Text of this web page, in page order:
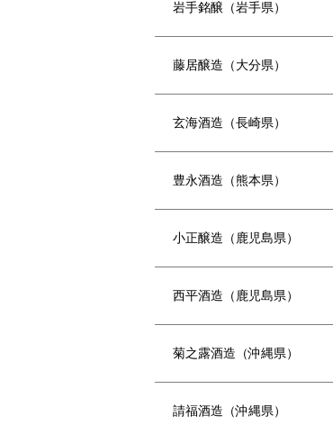
岩手銘醸（岩手県）
藤居醸造（大分県）
玄海酒造（長崎県）
豊永酒造（熊本県）
小正醸造（鹿児島県）
西平酒造（鹿児島県）
菊之露酒造（沖縄県）
請福酒造（沖縄県）